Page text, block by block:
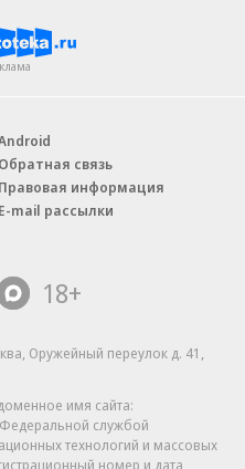
Обратная связь
Правовая информация
E-mail рассылки
18+
Оружейный переулок д. 41,
имя сайта:
службой
технологий и массовых